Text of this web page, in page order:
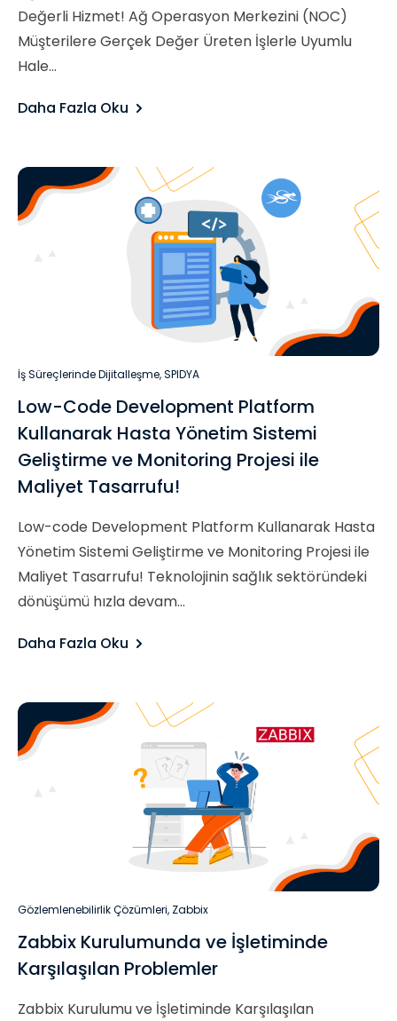
Değerli Hizmet! Ağ Operasyon Merkezini (NOC)
Müşterilere Gerçek Değer Üreten İşlerle Uyumlu
Hale...
Daha Fazla Oku
İş Süreçlerinde Dijitalleşme,SPIDYA
Low-Code Development Platform
Kullanarak Hasta Yönetim Sistemi
Geliştirme ve Monitoring Projesi ile
Maliyet Tasarrufu!
Low-code Development Platform Kullanarak Hasta
Yönetim Sistemi Geliştirme ve Monitoring Projesi ile
Maliyet Tasarrufu! Teknolojinin sağlık sektöründeki
dönüşümü hızla devam...
Daha Fazla Oku
Gözlemlenebilirlik Çözümleri, Zabbix
Zabbix Kurulumunda ve İşletiminde
Karşılaşılan Problemler
Zabbix Kurulumu ve İşletiminde Karşılaşılan